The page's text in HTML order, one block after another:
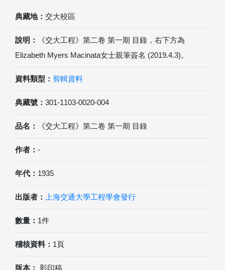
典藏地： 交大校區
說明：
《交大工程》第二卷 第一期 目錄，右下方為
Elizabeth Myers Macinata女士親筆簽名 (2019.4.3)。
資料類型： 剪輯資料
典藏號： 301-1103-0020-004
品名： 《交大工程》第二卷 第一期 目錄
作者： -
年代： 1935
出版者： 上海交通大學工程學會發行
數量： 1件
稽核資料： 1頁
版本： 影印稿